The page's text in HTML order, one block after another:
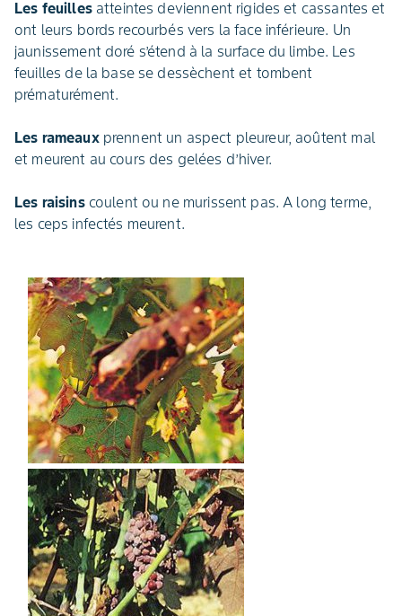
Les feuillesatteintes deviennent rigides et cassantes et
ont leurs bords recourbés vers la face inférieure. Un
jaunissement doré s’étend à la surface du limbe. Les
feuilles de la base se dessèchent et tombent
prématurément.
Les rameaux prennent un aspect pleureur, aoûtent mal
et meurent au cours des gelées d’hiver.
Les raisinscoulent ou ne murissent pas. A long terme,
les ceps infectés meurent.